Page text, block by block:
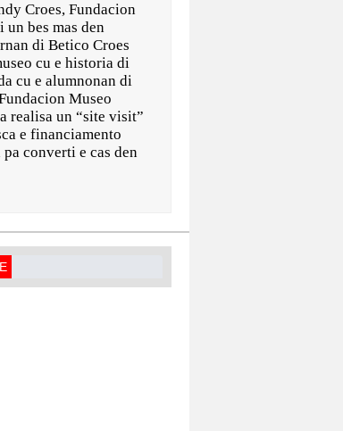
Croes, Fundacion
bes mas den
di Betico Croes
cu e historia di
cu e alumnonan di
Museo
realisa un “site visit”
e financiamento
converti e cas den